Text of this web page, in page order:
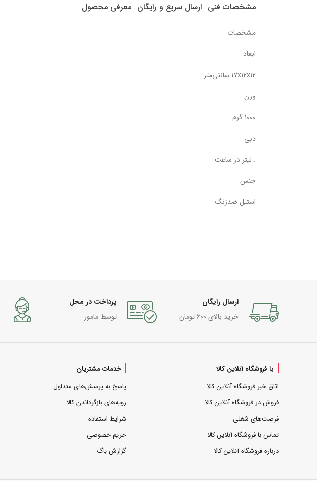
مشخصات فنی ارسال سریع و رایگان معرفی محصول
مشخصات
ابعاد
17x12x12 سانتی‌متر
وزن
1000 گرم
دبی
. لیتر در ساعت
جنس
استیل ضدزنگ
ارسال رایگان
خرید بالای 600 تومان
پرداخت در محل
توسط مامور
با فروشگاه آنلاین کالا
اتاق خبر فروشگاه آنلاین کالا
فروش در فروشگاه آنلاین کالا
فرصت‌های شغلی
تماس با فروشگاه آنلاین کالا
درباره فروشگاه آنلاین کالا
خدمات مشتریان
پاسخ به پرسش‌های متداول
رویه‌های بازگرداندن کالا
شرایط استفاده
حریم خصوصی
گزارش باگ